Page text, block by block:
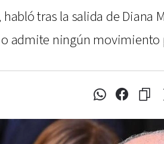
tras la salida de
admite ningún movimiento